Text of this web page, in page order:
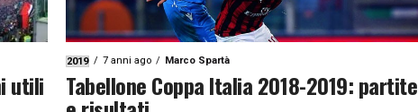
utili
2019 7 anni ago Marco Spartà
Tabellone Coppa Italia 2018-2019: partite